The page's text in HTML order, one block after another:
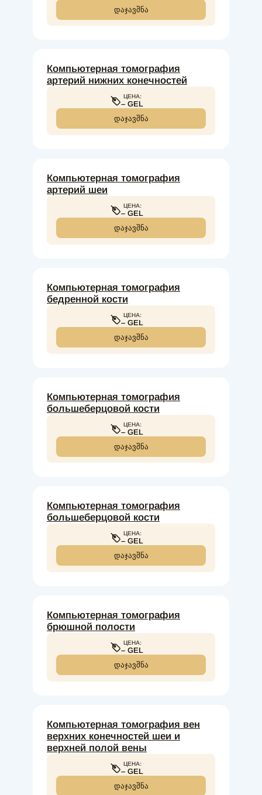
ᲓᲐᲯᲐᲕᲨᲜᲐ
Компьютерная томография
артерий нижних конечностей
ЦЕНА:
– GEL
ᲓᲐᲯᲐᲕᲨᲜᲐ
Компьютерная томография
артерий шеи
ЦЕНА:
– GEL
ᲓᲐᲯᲐᲕᲨᲜᲐ
Компьютерная томография
бедренной кости
ЦЕНА:
– GEL
ᲓᲐᲯᲐᲕᲨᲜᲐ
Компьютерная томография
большеберцовой кости
ЦЕНА:
– GEL
ᲓᲐᲯᲐᲕᲨᲜᲐ
Компьютерная томография
большеберцовой кости
ЦЕНА:
– GEL
ᲓᲐᲯᲐᲕᲨᲜᲐ
Компьютерная томография
брюшной полости
ЦЕНА:
– GEL
ᲓᲐᲯᲐᲕᲨᲜᲐ
Компьютерная томография вен
верхних конечностей шеи и
верхней полой вены
ЦЕНА:
– GEL
ᲓᲐᲯᲐᲕᲨᲜᲐ